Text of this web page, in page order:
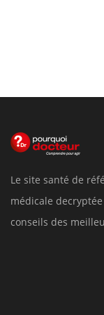
Le site santé de
médicale
conseils des